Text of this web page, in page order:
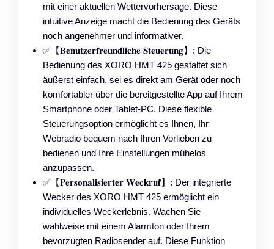
mit einer aktuellen Wettervorhersage. Diese
intuitive Anzeige macht die Bedienung des Geräts
noch angenehmer und informativer.
✅【𝐁𝐞𝐧𝐮𝐭𝐳𝐞𝐫𝐟𝐫𝐞𝐮𝐧𝐝𝐥𝐢𝐜𝐡𝐞 𝐒𝐭𝐞𝐮𝐞𝐫𝐮𝐧𝐠】: Die
Bedienung des XORO HMT 425 gestaltet sich
äußerst einfach, sei es direkt am Gerät oder noch
komfortabler über die bereitgestellte App auf Ihrem
Smartphone oder Tablet-PC. Diese flexible
Steuerungsoption ermöglicht es Ihnen, Ihr
Webradio bequem nach Ihren Vorlieben zu
bedienen und Ihre Einstellungen mühelos
anzupassen.
✅【𝐏𝐞𝐫𝐬𝐨𝐧𝐚𝐥𝐢𝐬𝐢𝐞𝐫𝐭𝐞𝐫 𝐖𝐞𝐜𝐤𝐫𝐮𝐟】: Der integrierte
Wecker des XORO HMT 425 ermöglicht ein
individuelles Weckerlebnis. Wachen Sie
wahlweise mit einem Alarmton oder Ihrem
bevorzugten Radiosender auf. Diese Funktion